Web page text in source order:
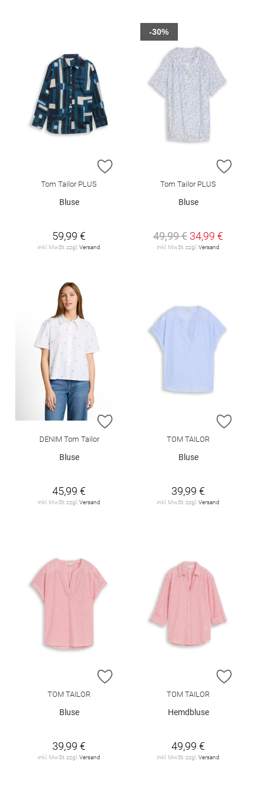
ZUR WUNSCHLISTE HINZUFÜGEN
Tom Tailor PLUS
Bluse
59,99 €
inkl. MwSt. zzgl.Versand
ZUR
Tom Tailor PLUS
Bluse
49,99 € 34,99 €
inkl. MwSt. zzgl.Versand
-30%
ZUR WUNSCHLISTE HINZUFÜGEN
DENIM Tom Tailor
Bluse
45,99 €
inkl. MwSt. zzgl. Versand
ZUR
TOM TAILOR
Bluse
39,99 €
inkl. MwSt. zzgl. Versand
ZUR WUNSCHLISTE HINZUFÜGEN
TOM TAILOR
Bluse
39,99 €
inkl. MwSt. zzgl. Versand
ZUR
TOM TAILOR
Hemdbluse
49,99 €
inkl. MwSt. zzgl. Versand